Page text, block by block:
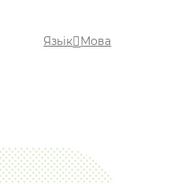
Язьік Мова